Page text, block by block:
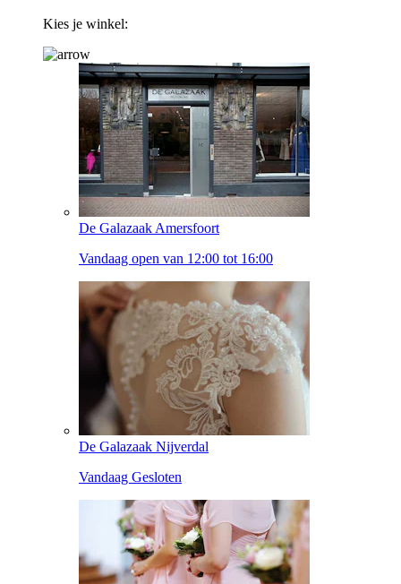
Kies je winkel:
De Galazaak Amersfoort
Vandaag open van 12:00 tot 16:00
De Galazaak Nijverdal
Vandaag Gesloten